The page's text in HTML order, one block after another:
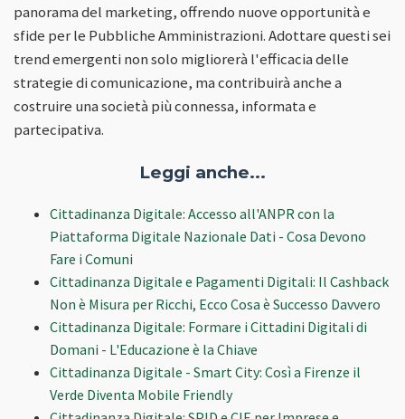
panorama del marketing, offrendo nuove opportunità e
sfide per le Pubbliche Amministrazioni. Adottare questi sei
trend emergenti non solo migliorerà l'efficacia delle
strategie di comunicazione, ma contribuirà anche a
costruire una società più connessa, informata e
partecipativa.
Leggi anche...
Cittadinanza Digitale: Accesso all'ANPR con la
Piattaforma Digitale Nazionale Dati - Cosa Devono
Fare i Comuni
Cittadinanza Digitale e Pagamenti Digitali: Il Cashback
Non è Misura per Ricchi, Ecco Cosa è Successo Davvero
Cittadinanza Digitale: Formare i Cittadini Digitali di
Domani - L'Educazione è la Chiave
Cittadinanza Digitale - Smart City: Così a Firenze il
Verde Diventa Mobile Friendly